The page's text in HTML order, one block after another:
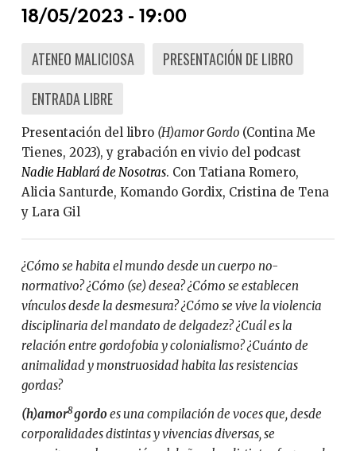
18/05/2023 - 19:00
ATENEO MALICIOSA
PRESENTACIÓN DE LIBRO
ENTRADA LIBRE
Presentación del libro (H)amor Gordo (Contina Me
Tienes, 2023), y grabación en vivio del podcast
Nadie Hablará de Nosotras. Con Tatiana Romero,
Alicia Santurde, Komando Gordix, Cristina de Tena
y Lara Gil
¿Cómo se habita el mundo desde un cuerpo no-
normativo? ¿Cómo (se) desea? ¿Cómo se establecen
vínculos desde la desmesura? ¿Cómo se vive la violencia
disciplinaria del mandato de delgadez? ¿Cuál es la
relación entre gordofobia y colonialismo? ¿Cuánto de
animalidad y monstruosidad habita las resistencias
gordas?
(h)amor8gordoes una compilación de voces que, desde
corporalidades distintas y vivencias diversas, se